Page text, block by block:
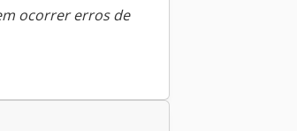
ocorrer erros de